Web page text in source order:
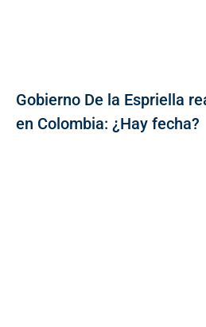
Gobierno De la Espriella
en Colombia: ¿Hay fecha?